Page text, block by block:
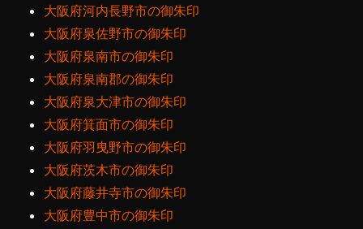
大阪府河内長野市の御朱印
大阪府泉佐野市の御朱印
大阪府泉南市の御朱印
大阪府泉南郡の御朱印
大阪府泉大津市の御朱印
大阪府箕面市の御朱印
大阪府羽曳野市の御朱印
大阪府茨木市の御朱印
大阪府藤井寺市の御朱印
大阪府豊中市の御朱印